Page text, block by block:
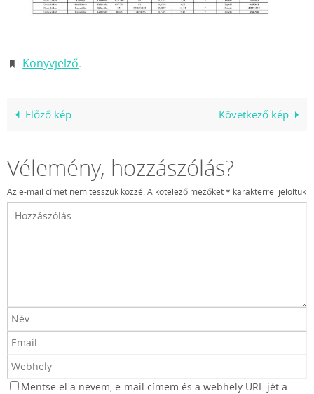
Könyvjelző.
Előző kép Következő kép
Vélemény, hozzászólás?
Az e-mail címet nem tesszük közzé.A kötelező mezőket* karakterrel jelöltük
Mentse el a nevem, e-mail címem és a webhely URL-jét a